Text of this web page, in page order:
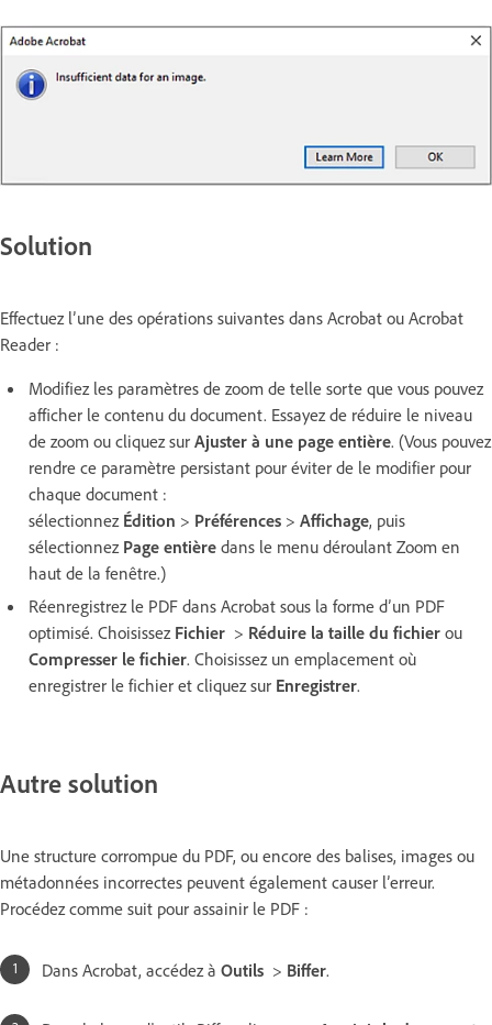
Solution
Effectuez l’une des opérations suivantes dans Acrobat ou Acrobat
Reader :
Modifiez les paramètres de zoom de telle sorte que vous pouvez
afficher le contenu du document. Essayez de réduire le niveau
de zoom ou cliquez sur Ajuster à une page entière. (Vous pouvez
rendre ce paramètre persistant pour éviter de le modifier pour
chaque document :
sélectionnez Édition > Préférences > Affichage, puis
sélectionnez Page entière dans le menu déroulant Zoom en
haut de la fenêtre.)
Réenregistrez le PDF dans Acrobat sous la forme d’un PDF
optimisé. Choisissez Fichier > Réduire la taille du fichier ou
Compresser le fichier. Choisissez un emplacement où
enregistrer le fichier et cliquez sur Enregistrer.
Autre solution
Une structure corrompue du PDF, ou encore des balises, images ou
métadonnées incorrectes peuvent également causer l’erreur.
Procédez comme suit pour assainir le PDF :
Dans Acrobat, accédez à Outils > Biffer.